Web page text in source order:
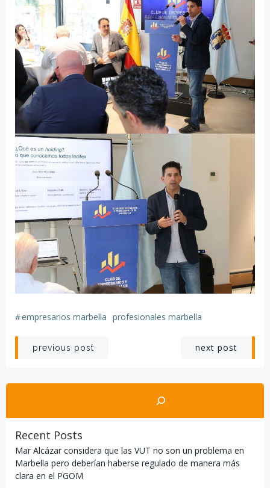
#empresarios marbella profesionales marbella
Navegación
por
entradas
previous post
Navegación
por
las
next post
Buscar
Recent Posts
Mar Alcázar considera que las VUT no son un problema en
Marbella pero deberían haberse regulado de manera más
clara en el PGOM